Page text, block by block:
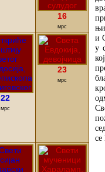
и
у
се
16
мрс
22
мрс
23
мрс